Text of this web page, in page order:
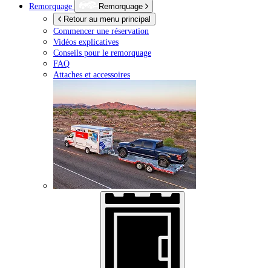
Remorquage
Remorquage
Retour au menu principal
Commencer une réservation
Vidéos explicatives
Conseils pour le remorquage
FAQ
Attaches et accessoires